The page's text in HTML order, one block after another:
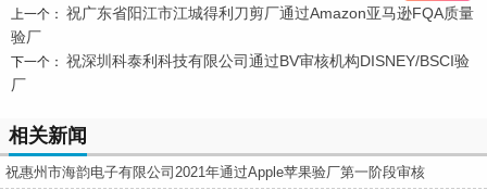
上一个： 祝广东省阳江市江城得利刀剪厂通过Amazon亚马逊FQA质量
验厂
下一个： 祝深圳科泰利科技有限公司通过BV审核机构DISNEY/BSCI验
厂
相关新闻
祝惠州市海韵电子有限公司2021年通过Apple苹果验厂第一阶段审核